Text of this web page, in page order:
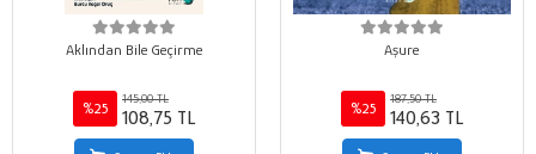
Aklından Bile Geçirme
%25
145,00 TL
108,75 TL
Aşure
%25
187,50 TL
140,63 TL